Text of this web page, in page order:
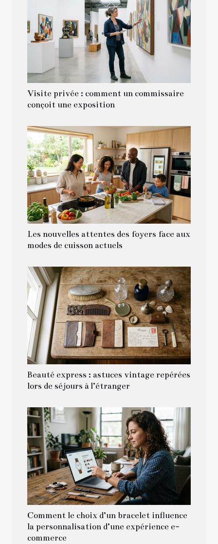
Visite privée : comment un commissaire
conçoit une exposition
Les nouvelles attentes des foyers face aux
modes de cuisson actuels
Beauté express : astuces vintage repérées
lors de séjours à l’étranger
Comment le choix d’un bracelet influence
la personnalisation d’une expérience e-
commerce